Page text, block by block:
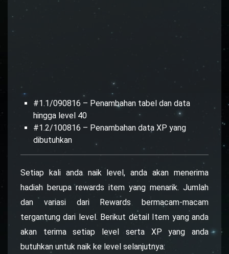
#1.1/090816 – Penambahan tabel dan data
hingga level 40
#1.2/100816 – Penambahan data XP yang
dibutuhkan
Setiap kali anda naik level, anda akan menerima
hadiah berupa rewards item yang menarik. Jumlah
dan variasi dari Rewards bermacam-macam
tergantung dari level. Berikut detail Item yang anda
akan terima setiap level serta XP yang anda
butuhkan untuk naik ke level selanjutnya: